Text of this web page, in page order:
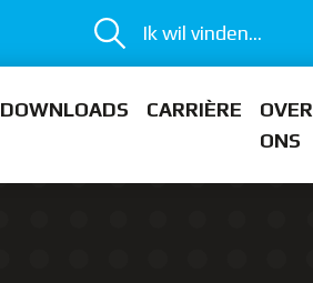
Ik wil vinden...
DOWNLOADS CARRIÈRE
OVER
ONS